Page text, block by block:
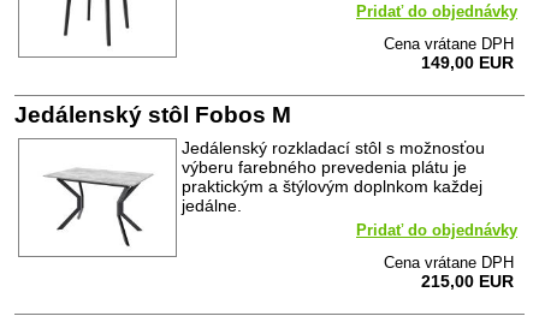
Pridať do objednávky
Cena vrátane DPH
149,00 EUR
Jedálenský stôl Fobos M
Jedálenský rozkladací stôl s možnosťou
výberu farebného prevedenia plátu je
praktickým a štýlovým doplnkom každej
jedálne.
Pridať do objednávky
Cena vrátane DPH
215,00 EUR